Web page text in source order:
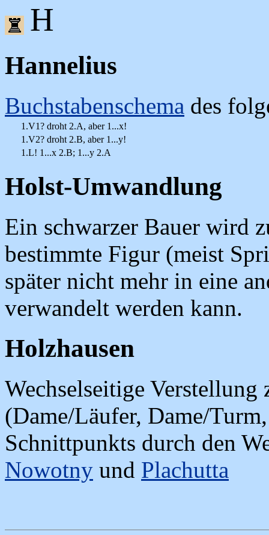
H
Hannelius
Buchstabenschema des
1.V1? droht 2.A, aber 1...x!
1.V2? droht 2.B, aber 1...y!
1.L! 1...x 2.B; 1...y 2.A
Holst-Umwandlung
Ein schwarzer Bauer wird
bestimmte Figur (meist
später nicht mehr in eine
verwandelt werden kann.
Holzhausen
Wechselseitige
(Dame/Läufer, Dame/
Schnittpunkts durch den
Nowotny und Plachutta